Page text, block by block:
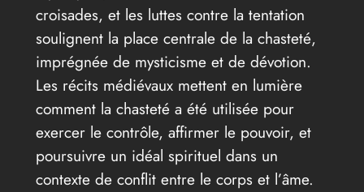
croisades, et les luttes contre la tentation
soulignent la place centrale de la chasteté,
imprégnée de mysticisme et de dévotion.
Les récits médiévaux mettent en lumière
comment la chasteté a été utilisée pour
exercer le contrôle, affirmer le pouvoir, et
poursuivre un idéal spirituel dans un
contexte de conflit entre le corps et l’âme.